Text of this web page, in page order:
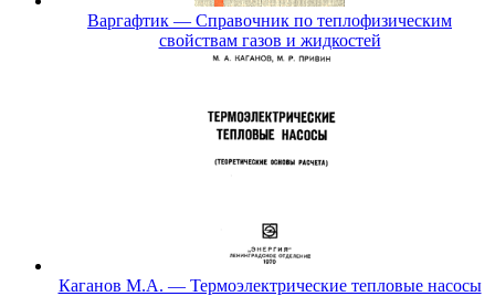
Варгафтик — Справочник по теплофизическим
свойствам газов и жидкостей
Каганов М.А. — Термоэлектрические тепловые насосы